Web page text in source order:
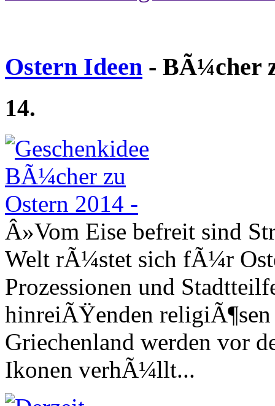
Ostern Ideen - BÃ¼cher
14.
Â»Vom Eise befreit sind
Welt rÃ¼stet sich fÃ¼r
Prozessionen und
hinreiÃŸenden religiÃ¶sen
Griechenland werden vor
Ikonen verhÃ¼llt...